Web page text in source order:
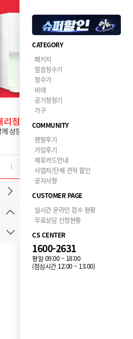
CATEGORY
패키지
얼음정수기
정수기
비데
공기청정기
가구
COMMUNITY
렌탈후기
가입후기
제휴카드안내
사업자/단체 견적 할인
공지사항
CUSTOMER PAGE
실시간 온라인 접수 현황
무료상담 신청현황
CS CENTER
1600-2631
평일 09:00 ~ 18:00
(점심시간 12:00 ~ 13:00)